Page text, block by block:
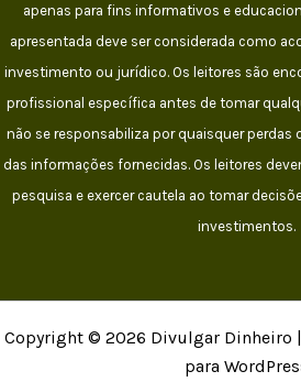
apenas para fins informativos e
apresentada deve ser considerada como
investimento ou jurídico. Os leitores são
profissional específica antes de tomar
não se responsabiliza por quaisquer
das informações fornecidas. Os leitores
pesquisa e exercer cautela ao tomar
investimentos.
Copyright © 2026 Divulgar Dinheiro |
para